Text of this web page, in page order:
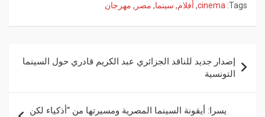
Tags:
cinema
, أفلام, سينما, مصر , مهرجان
إصدار جديد للناقد الجزائري عبد الكريم قادري حول السينما
التونسية
يسرا: أيقونة السينما المصرية ومسيرتها من “أذكياء لكن